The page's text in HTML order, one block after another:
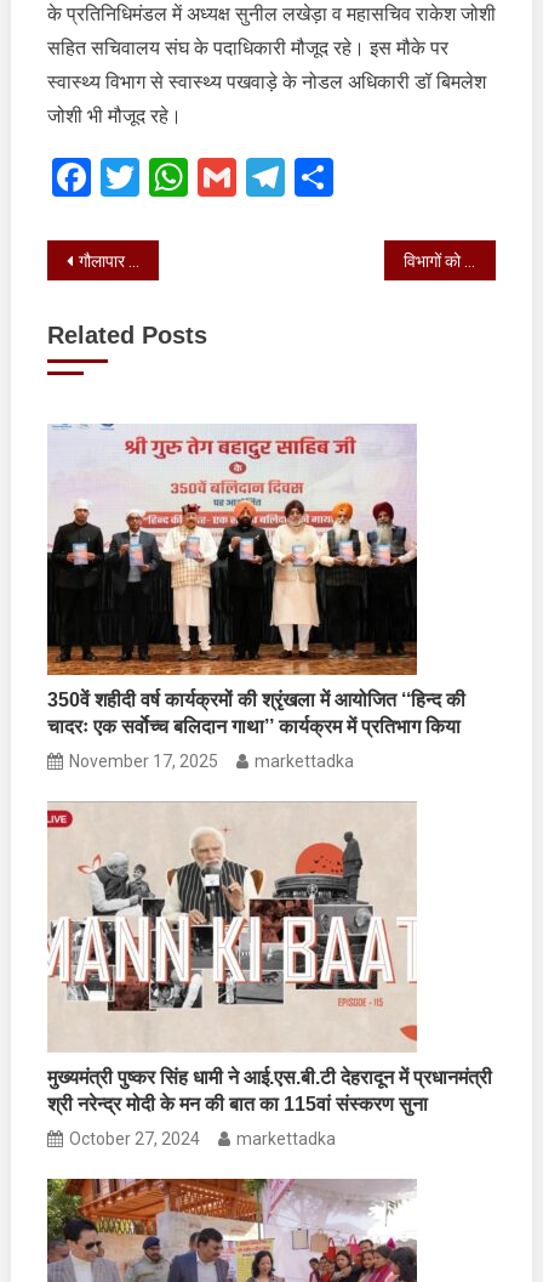
के प्रतिनिधिमंडल में अध्यक्ष सुनील लखेड़ा व महासचिव राकेश जोशी
सहित सचिवालय संघ के पदाधिकारी मौजूद रहे। इस मौके पर
स्वास्थ्य विभाग से स्वास्थ्य पखवाड़े के नोडल अधिकारी डॉ बिमलेश
जोशी भी मौजूद रहे।
Facebook
Twitter
WhatsApp
GmailTelegram
Share
Post
गौलापार में एशियाई कैडेट कप फेंसिंग प्रतियोगिता का दीप प्रज्वलित कर शुभारंभ किया
Related Posts
350वें शहीदी वर्ष कार्यक्रमों की श्रृंखला में आयोजित ‘‘हिन्द की
चादरः एक सर्वाेच्च बलिदान गाथा’’ कार्यक्रम में प्रतिभाग किया
November 17, 2025 markettadka
मुख्यमंत्री पुष्कर सिंह धामी ने आई.एस.बी.टी देहरादून में प्रधानमंत्री
श्री नरेन्द्र मोदी के मन की बात का 115वां संस्करण सुना
October 27, 2024 markettadka